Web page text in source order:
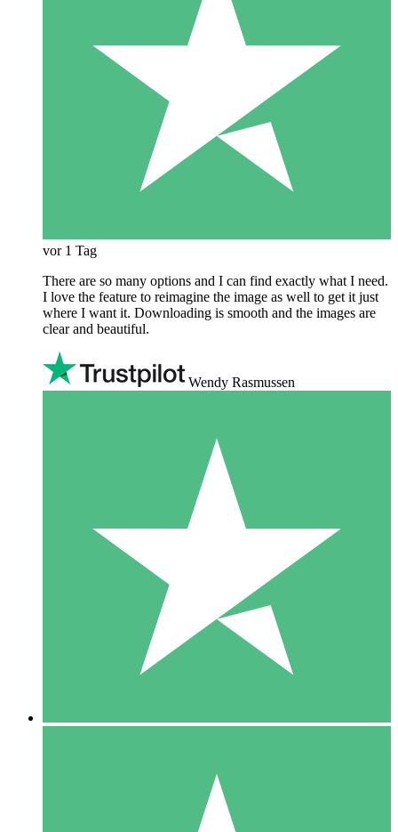
vor 1 Tag
There are so many options and I can find exactly what I need.
I love the feature to reimagine the image as well to get it just
where I want it. Downloading is smooth and the images are
clear and beautiful.
Wendy Rasmussen